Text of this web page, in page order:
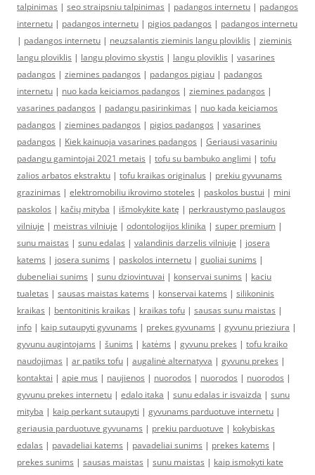
talpinimas | seo straipsniu talpinimas | padangos internetu | padangos
internetu | padangos internetu | pigios padangos | padangos internetu
| padangos internetu | neuzsalantis zieminis langu ploviklis | zieminis
langu ploviklis | langu plovimo skystis | langu ploviklis | vasarines
padangos | ziemines padangos | padangos pigiau | padangos
internetu | nuo kada keiciamos padangos | ziemines padangos |
vasarines padangos | padangu pasirinkimas | nuo kada keiciamos
padangos | ziemines padangos | pigios padangos | vasarines
padangos | Kiek kainuoja vasarines padangos | Geriausi vasariniu
padangu gamintojai 2021 metais | tofu su bambuko anglimi | tofu
zalios arbatos ekstraktu | tofu kraikas originalus | prekiu gyvunams
grazinimas | elektromobiliu ikrovimo stoteles | paskolos bustui | mini
paskolos | kačių mityba | išmokykite katę | perkraustymo paslaugos
vilniuje | meistras vilniuje | odontologijos klinika | super premium |
sunu maistas | sunu edalas | valandinis darzelis vilniuje | josera
katems | josera sunims | paskolos internetu | guoliai sunims |
dubeneliai sunims | sunu dziovintuvai | konservai sunims | kaciu
tualetas | sausas maistas katems | konservai katems | silikoninis
kraikas | bentonitinis kraikas | kraikas tofu | sausas sunu maistas |
info | kaip sutaupyti gyvunams | prekes gyvunams | gyvunu prieziura |
gyvunu augintojams | šunims | katėms | gyvunu prekes | tofu kraiko
naudojimas | ar patiks tofu | augalinė alternatyva | gyvunu prekes |
kontaktai | apie mus | naujienos | nuorodos | nuorodos | nuorodos |
gyvunu prekes internetu | edalo itaka | sunu edalas ir isvaizda | sunu
mityba | kaip perkant sutaupyti | gyvunams parduotuve internetu |
geriausia parduotuve gyvunams | prekiu parduotuve | kokybiskas
edalas | pavadeliai katems | pavadeliai sunims | prekes katems |
prekes sunims | sausas maistas | sunu maistas | kaip ismokyti kate